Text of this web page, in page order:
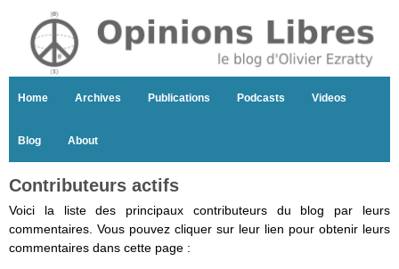
Home Archives Publications Podcasts Videos
Blog About
Contributeurs actifs
Voici la liste des principaux contributeurs du blog par leurs
commentaires. Vous pouvez cliquer sur leur lien pour obtenir leurs
commentaires dans cette page :